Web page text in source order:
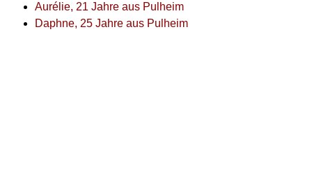
Aurélie, 21 Jahre aus Pulheim
Daphne, 25 Jahre aus Pulheim